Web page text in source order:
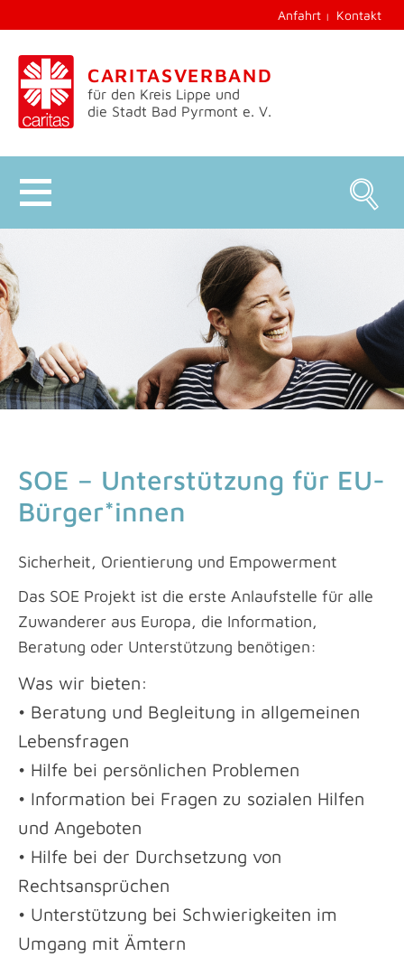
Anfahrt Kontakt
CARITASVERBAND
für den Kreis Lippe und
die Stadt Bad Pyrmont e. V.
SOE – Unterstützung für EU-
Bürger*innen
Sicherheit, Orientierung und Empowerment
Das SOE Projekt ist die erste Anlaufstelle für alle
Zuwanderer aus Europa, die Information,
Beratung oder Unterstützung benötigen:
Was wir bieten:
• Beratung und Begleitung in allgemeinen
Lebensfragen
• Hilfe bei persönlichen Problemen
• Information bei Fragen zu sozialen Hilfen
und Angeboten
• Hilfe bei der Durchsetzung von
Rechtsansprüchen
• Unterstützung bei Schwierigkeiten im
Umgang mit Ämtern